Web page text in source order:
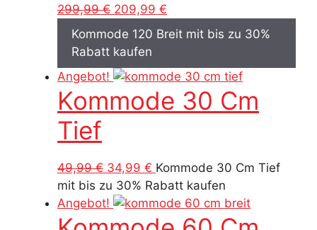
299,99€ Ursprünglicher
Preis
war:
299,99 €
209,99 €
Preis
ist:
Kommode 120 Breit mit bis zu 30%
Rabatt kaufen
Angebot!
Kommode 30 Cm
Tief
49,99€ Ursprünglicher
Preis
war:
49,99 €
34,99 € Aktueller
Preis
ist:
34,99 €.
Kommode 30 Cm Tief
mit bis zu 30% Rabatt kaufen
Angebot!